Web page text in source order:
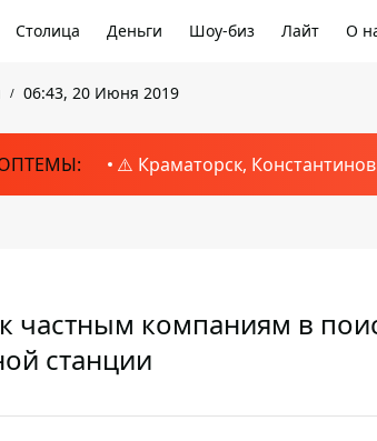
Столица Деньги Шоу-биз Лайт О
06:43, 20 Июня 2019
⚠️ Краматорск,
частным компаниям в
станции